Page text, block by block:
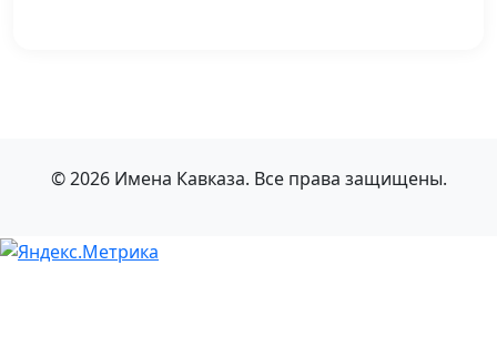
© 2026 Имена Кавказа. Все права защищены.